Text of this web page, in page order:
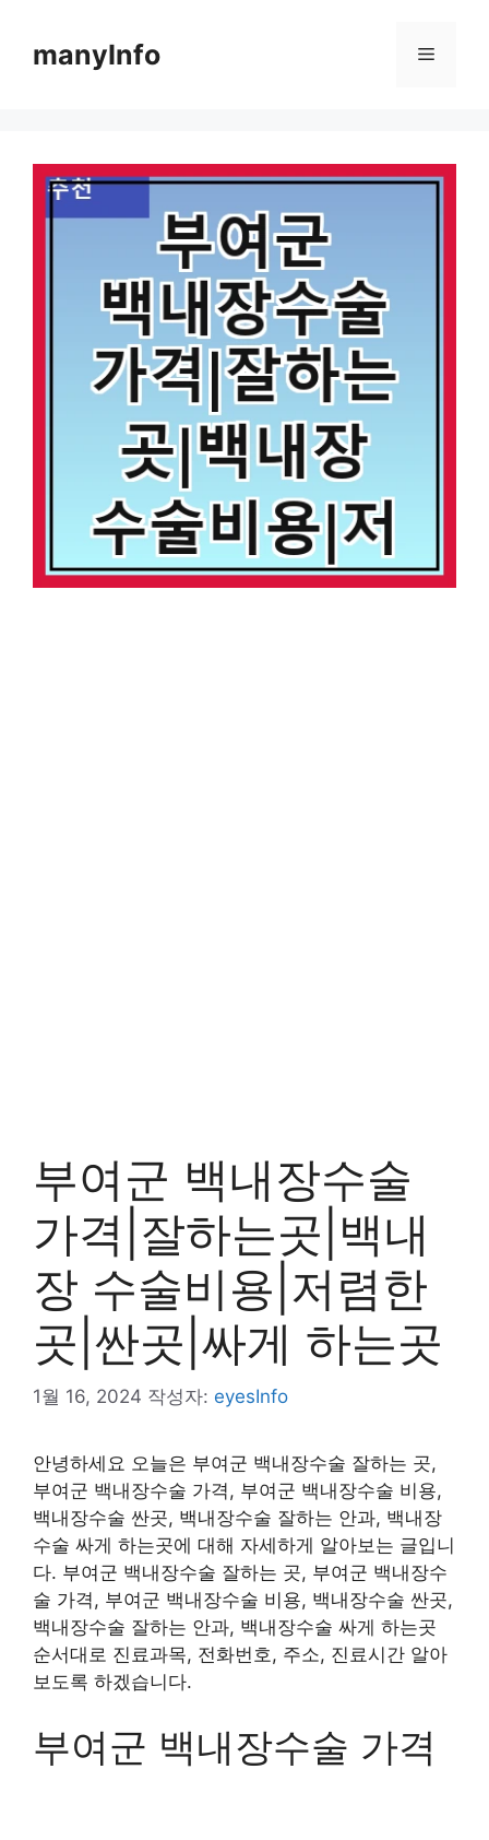
manyInfo 메
부여군 백내장수술
가격|잘하는곳|백내
장 수술비용|저렴한
곳|싼곳|싸게 하는곳
1월 16, 2024 작성자: eyesInfo
안녕하세요 오늘은 부여군 백내장수술 잘하는 곳,
부여군 백내장수술 가격, 부여군 백내장수술 비용,
백내장수술 싼곳, 백내장수술 잘하는 안과, 백내장
수술 싸게 하는곳에 대해 자세하게 알아보는 글입니
다. 부여군 백내장수술 잘하는 곳, 부여군 백내장수
술 가격, 부여군 백내장수술 비용, 백내장수술 싼곳,
백내장수술 잘하는 안과, 백내장수술 싸게 하는곳
순서대로 진료과목, 전화번호, 주소, 진료시간 알아
보도록 하겠습니다.
부여군 백내장수술 가격